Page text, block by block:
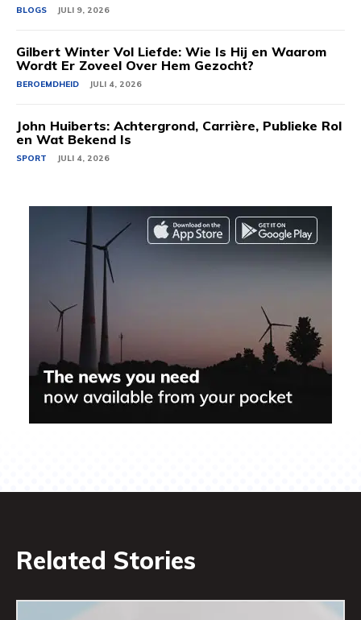
BLOGS JULI 9, 2026
Gilbert Winter Vol Liefde: Wie Is Hij en Waarom
Wordt Er Zoveel Over Hem Gezocht?
BEROEMDHEID JULI 4, 2026
John Huiberts: Achtergrond, Carrière, Publieke Rol
en Wat Bekend Is
SPORT JULI 4, 2026
Related Stories